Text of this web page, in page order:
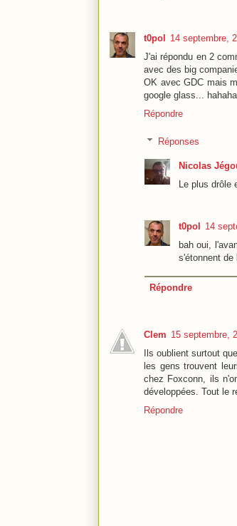
t0pol
14 septembre,
J'ai répondu en 2
avec des big
OK avec GDC mais
google glass...
Répondre
Réponses
Nicolas
Le plus drôle
t0pol 14
bah oui,
s'étonnent de
Répondre
Clem 15 septembre,
Ils oublient surtout
les gens trouvent
chez Foxconn, ils
développées. Tout le
Répondre